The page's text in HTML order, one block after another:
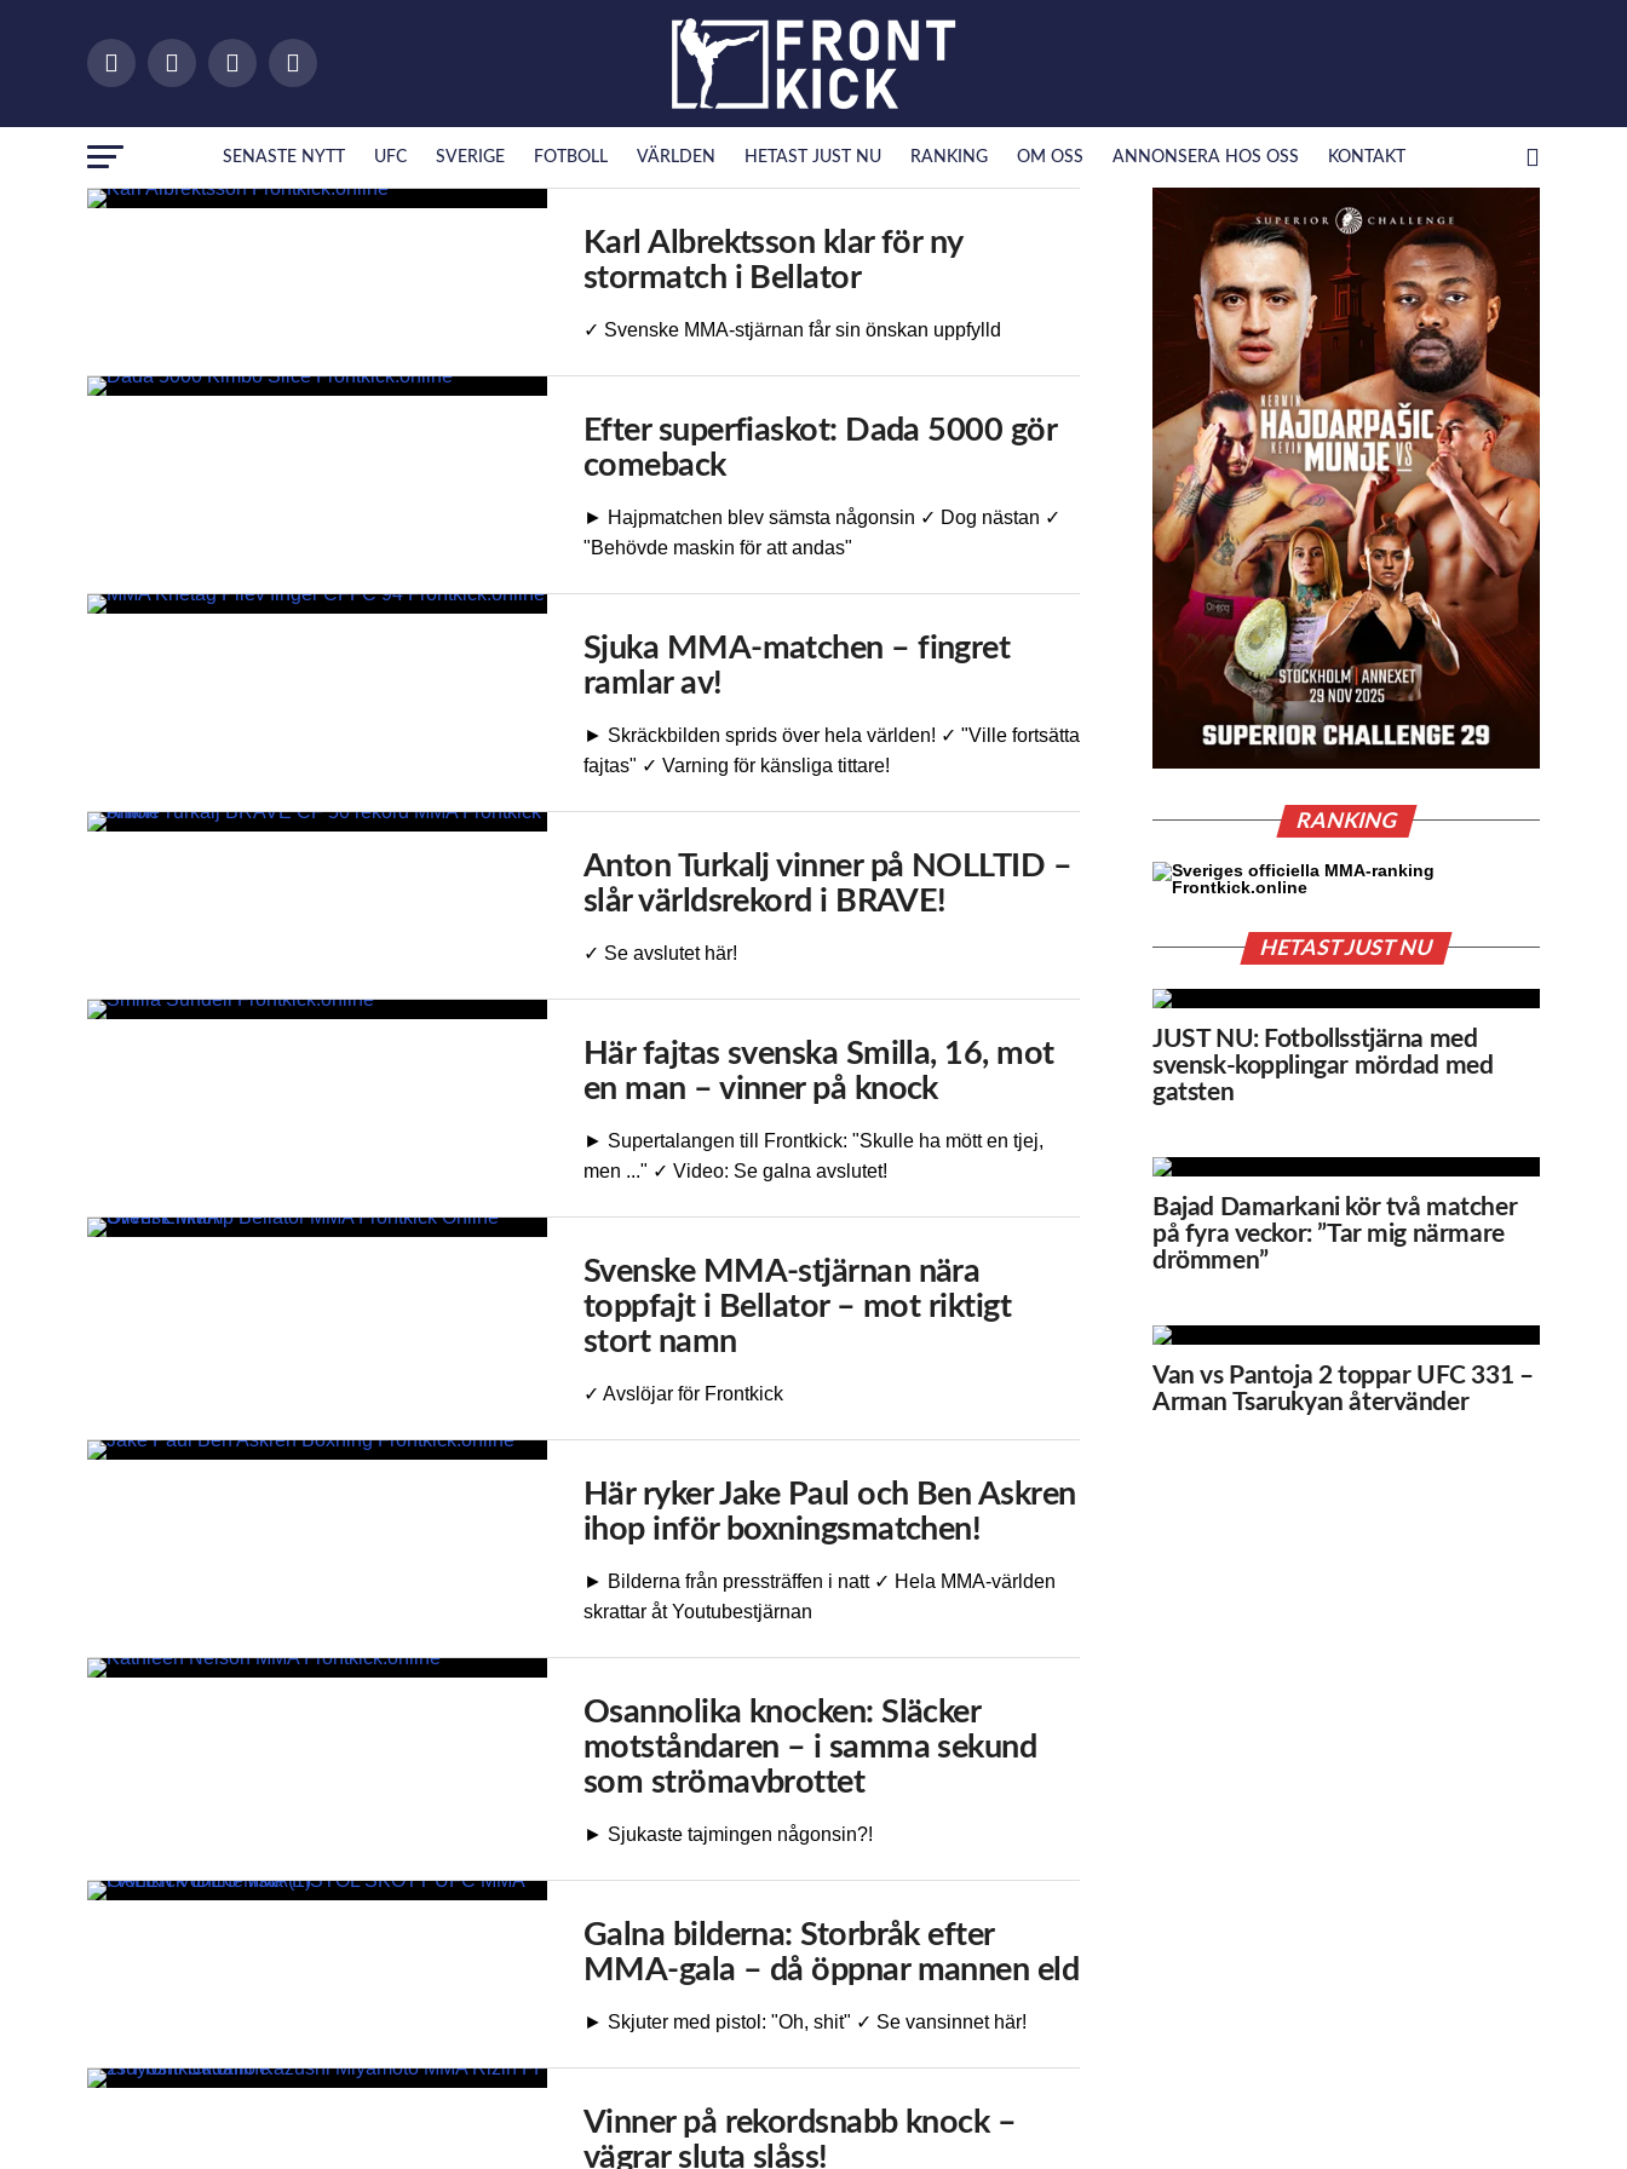
SENASTE NYTT UFC SVERIGE FOTBOLL VÄRLDEN HETAST JUST NU RANKING OM OSS ANNONSERA HOS OSS KONTAKT
Karl Albrektsson klar för ny
stormatch i Bellator
✓ Svenske MMA-stjärnan får sin önskan uppfylld
Efter superfiaskot: Dada 5000 gör
comeback
► Hajpmatchen blev sämsta någonsin ✓ Dog nästan ✓
"Behövde maskin för att andas"
Sjuka MMA-matchen – fingret
ramlar av!
► Skräckbilden sprids över hela världen! ✓ "Ville fortsätta
fajtas" ✓ Varning för känsliga tittare!
Anton Turkalj vinner på NOLLTID –
slår världsrekord i BRAVE!
✓ Se avslutet här!
Här fajtas svenska Smilla, 16, mot
en man – vinner på knock
► Supertalangen till Frontkick: "Skulle ha mött en tjej,
men ..." ✓ Video: Se galna avslutet!
Svenske MMA-stjärnan nära
toppfajt i Bellator – mot riktigt
stort namn
✓ Avslöjar för Frontkick
Här ryker Jake Paul och Ben Askren
ihop inför boxningsmatchen!
► Bilderna från pressträffen i natt ✓ Hela MMA-världen
skrattar åt Youtubestjärnan
Osannolika knocken: Släcker
motståndaren – i samma sekund
som strömavbrottet
► Sjukaste tajmingen någonsin?!
Galna bilderna: Storbråk efter
MMA-gala – då öppnar mannen eld
► Skjuter med pistol: "Oh, shit" ✓ Se vansinnet här!
Vinner på rekordsnabb knock –
vägrar sluta slåss!
RANKING
HETAST JUST NU
JUST NU: Fotbollsstjärna med
svensk-kopplingar mördad med
gatsten
Bajad Damarkani kör två matcher
på fyra veckor: ”Tar mig närmare
drömmen”
Van vs Pantoja 2 toppar UFC 331 –
Arman Tsarukyan återvänder